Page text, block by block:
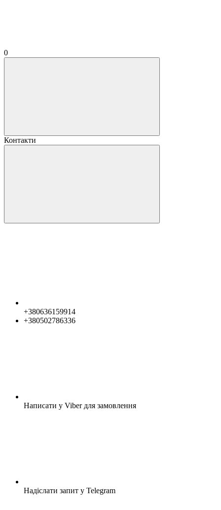
0
Контакти
+380636159914
+380502786336
Написати у Viber для замовлення
Надіслати запит у Telegram